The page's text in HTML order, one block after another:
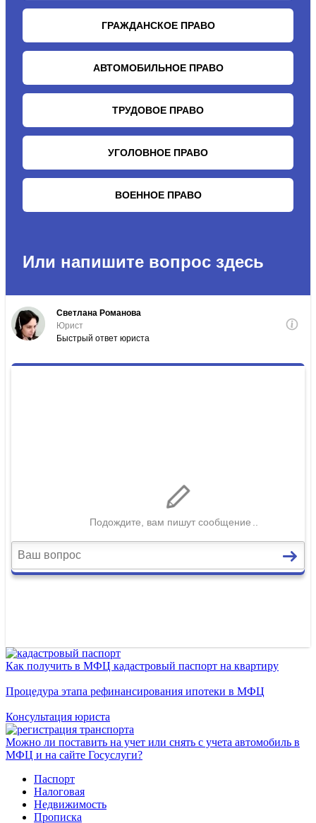
Как получить в МФЦ кадастровый паспорт на квартиру
Процедура этапа рефинансирования ипотеки в МФЦ
Консультация юриста
Можно ли поставить на учет или снять с учета автомобиль в
МФЦ и на сайте Госуслуги?
Паспорт
Налоговая
Недвижимость
Прописка